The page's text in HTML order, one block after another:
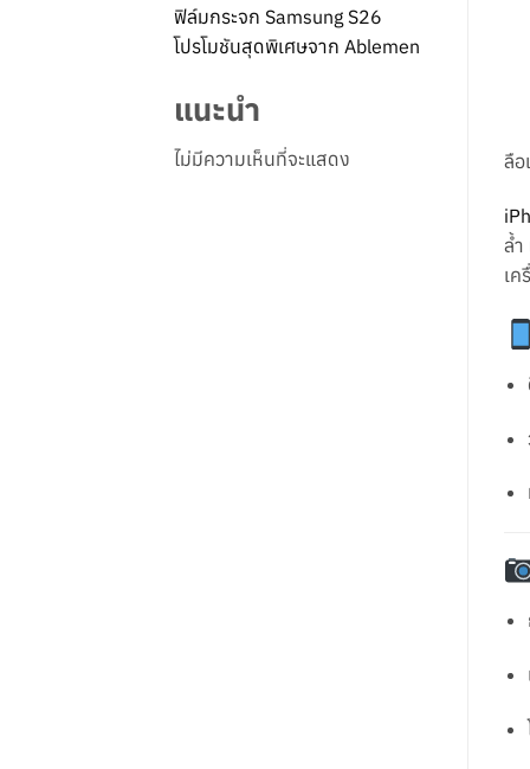
ฟิล์มกระจก Samsung S26
โปรโมชันสุดพิเศษจาก Ablemen
แนะนำ
ไม่มีความเห็นที่จะแสดง ลือ
ล้ำ
เค